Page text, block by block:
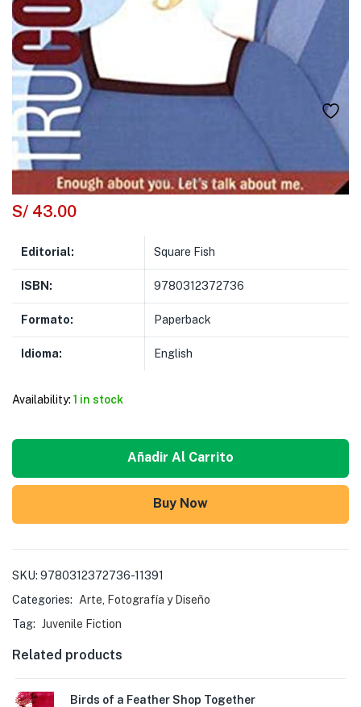
S/ 43.00
Editorial: Square Fish
ISBN: 9780312372736
Formato: Paperback
Idioma: English
Availability: 1 in stock
Añadir Al Carrito
Buy Now
SKU: 9780312372736-11391
Categories:
Arte
Fotografía y Diseño
Tag: Juvenile Fiction
Related products
Birds of a Feather Shop Together